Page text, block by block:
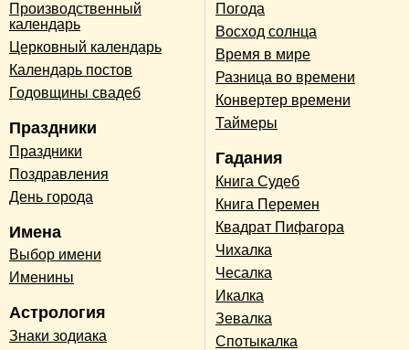
Производственный
календарь
Церковный календарь
Календарь постов
Годовщины свадеб
Праздники
Праздники
Поздравления
День города
Имена
Выбор имени
Именины
Астрология
Знаки зодиака
Погода
Восход солнца
Время в мире
Разница во времени
Конвертер времени
Таймеры
Гадания
Книга Судеб
Книга Перемен
Квадрат Пифагора
Чихалка
Чесалка
Икалка
Зевалка
Спотыкалка